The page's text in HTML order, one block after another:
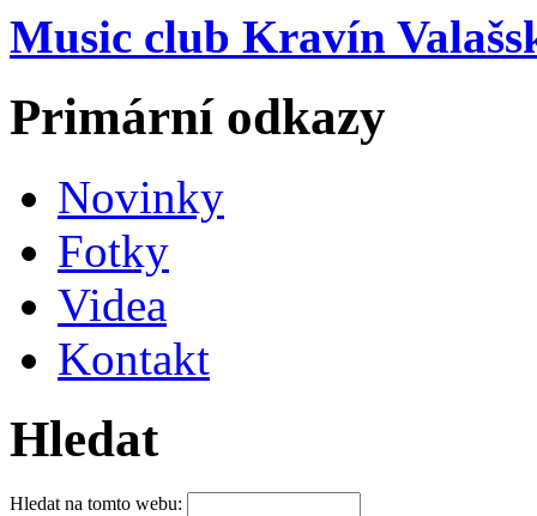
Music club Kravín
Primární odkazy
Novinky
Fotky
Videa
Kontakt
Hledat
Hledat na tomto webu: